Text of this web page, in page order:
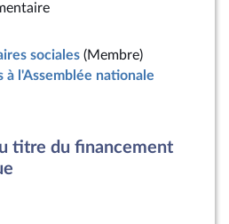
sociales (Membre)
l'Assemblée nationale
titre du financement